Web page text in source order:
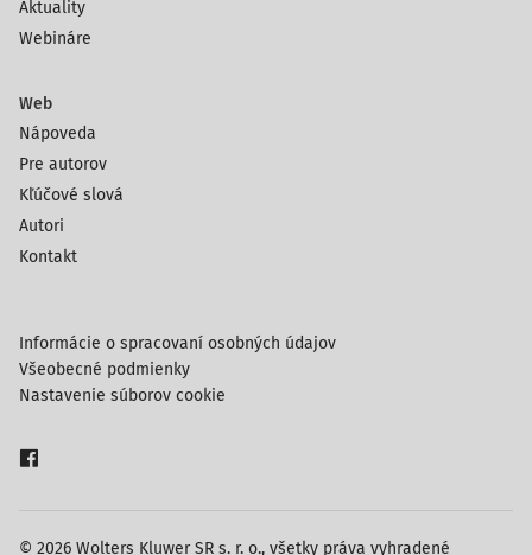
Aktuality
Webináre
Web
Nápoveda
Pre autorov
Kľúčové slová
Autori
Kontakt
© 2026 Wolters Kluwer SR s. r. o., všetky práva vyhradené
Informácie o spracovaní osobných údajov
Všeobecné podmienky
Nastavenie súborov cookie